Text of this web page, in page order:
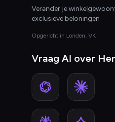
Verander je
exclusieve beloningen
Opgericht in Londen, VK
Vraag AI over